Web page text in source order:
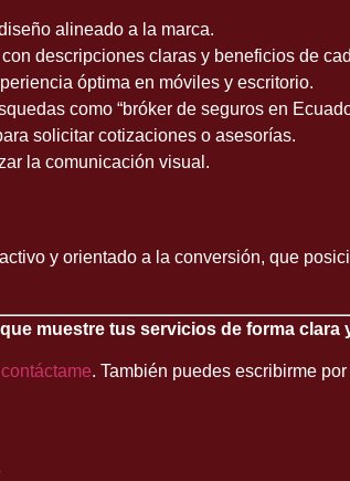
alineado a la marca.
descripciones claras y beneficios de
óptima en móviles y escritorio.
como “bróker de seguros en
solicitar cotizaciones o asesorías.
la comunicación visual.
y orientado a la conversión, que
muestre tus servicios de forma clara
contáctame. También puedes escribirme